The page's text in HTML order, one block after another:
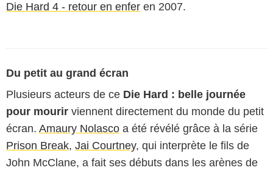
Die Hard 4 - retour en enfer en 2007.
Du petit au grand écran
Plusieurs acteurs de ce Die Hard : belle journée
pour mourir viennent directement du monde du petit
écran. Amaury Nolasco a été révélé grâce à la série
Prison Break, Jai Courtney, qui interprète le fils de
John McClane, a fait ses débuts dans les arènes de